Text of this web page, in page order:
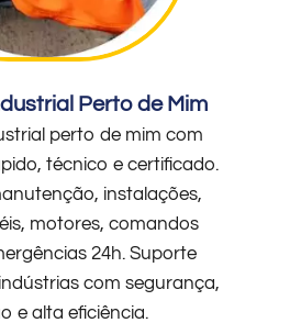
Perto de Mim
perto de mim com
técnico e certificado.
instalações,
motores, comandos
24h. Suporte
com segurança,
e alta eficiência.